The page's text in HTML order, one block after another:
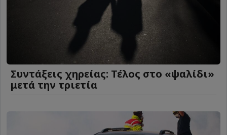
Συντάξεις χηρείας: Τέλος στο «ψαλίδι»
μετά την τριετία